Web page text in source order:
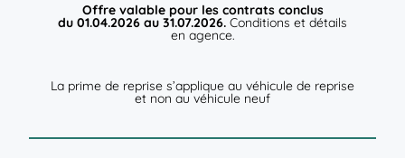
Offre valable pour les contrats conclus
du 01.04.2026 au 31.07.2026. Conditions et détails
en agence.
La prime de reprise s’applique au véhicule de reprise
et non au véhicule neuf